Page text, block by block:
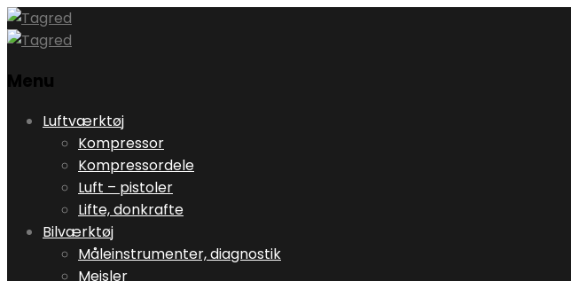
Menu
Skip
content
Luftværktøj
Kompressor
Kompressordele
Luft – pistoler
Lifte, donkrafte
Bilværktøj
Måleinstrumenter, diagnostik
Mejsler